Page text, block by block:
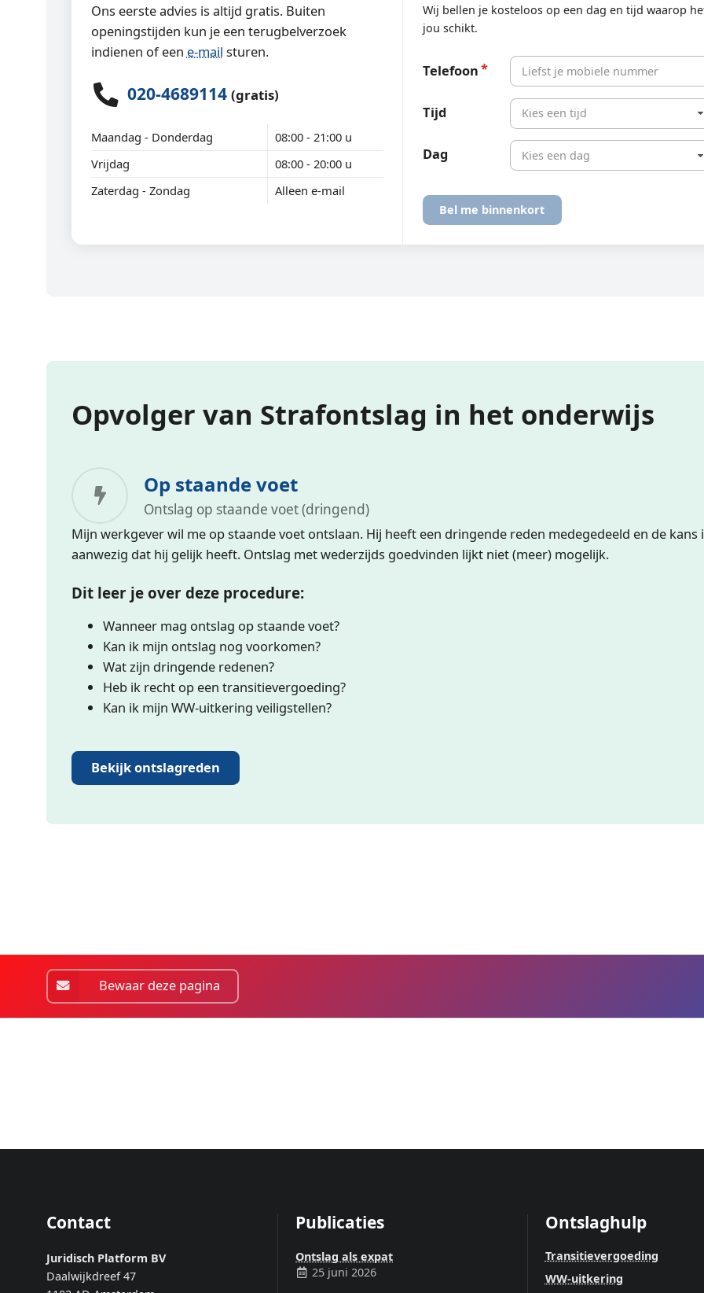
Ons eerste advies is altijd gratis. Buiten
openingstijden kun je een terugbelverzoek
indienen of een e-mail sturen.
020-4689114 (gratis)
Maandag - Donderdag
08:00 - 21:00 u
Vrijdag
08:00 - 20:00 u
Zaterdag - Zondag
Alleen e-mail
Wij bellen je kosteloos op een dag en tijd waarop
jou schikt.
Telefoon
Tijd Kies een tijd
Dag Kies een dag
Opvolger van Strafontslag in het onderwijs
Op staande voet
Ontslag op staande voet (dringend)
Mijn werkgever wil me op staande voet ontslaan. Hij heeft een dringende reden medegedeeld en de kans
aanwezig dat hij gelijk heeft. Ontslag met wederzijds goedvinden lijkt niet (meer) mogelijk.
Dit leer je over deze procedure:
Wanneer mag ontslag op staande voet?
Kan ik mijn ontslag nog voorkomen?
Wat zijn dringende redenen?
Heb ik recht op een transitievergoeding?
Kan ik mijn WW-uitkering veiligstellen?
Bekijk ontslagreden
Bewaar deze pagina
Contact
Juridisch Platform BV
Daalwijkdreef 47
Publicaties
Ontslag als expat
25 juni 2026
Ontslaghulp
Transitievergoeding
WW-uitkering